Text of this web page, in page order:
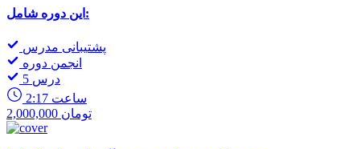
این دوره شامل:
پشتیبانی مدرس
انجمن دوره
5 درس
2:17 ساعت
2,000,000 تومان